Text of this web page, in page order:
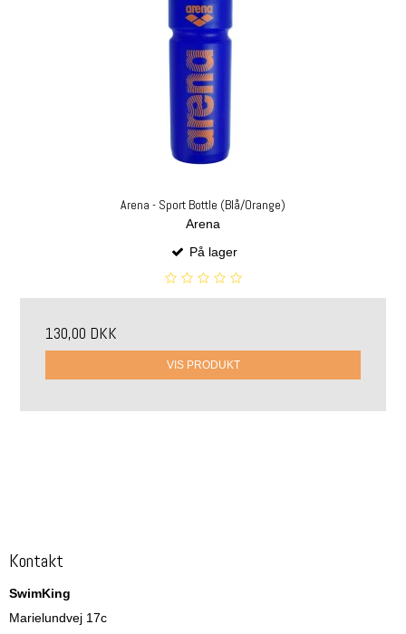
Arena - Sport Bottle (Blå/Orange)
Arena
På lager
130,00 DKK
VIS PRODUKT
Kontakt
SwimKing
Marielundvej 17c